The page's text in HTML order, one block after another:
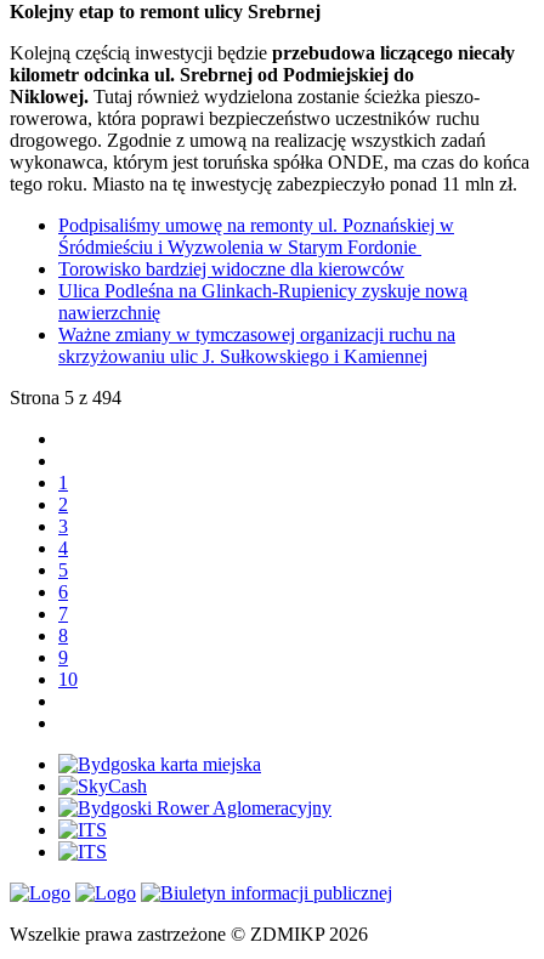
Kolejny etap to remont ulicy Srebrnej
Kolejną częścią inwestycji będzie przebudowa liczącego niecały
kilometr odcinka ul. Srebrnej od Podmiejskiej do
Niklowej. Tutaj również wydzielona zostanie ścieżka pieszo-
rowerowa, która poprawi bezpieczeństwo uczestników ruchu
drogowego. Zgodnie z umową na realizację wszystkich zadań
wykonawca, którym jest toruńska spółka ONDE, ma czas do końca
tego roku. Miasto na tę inwestycję zabezpieczyło ponad 11 mln zł.
Podpisaliśmy umowę na remonty ul. Poznańskiej w
Śródmieściu i Wyzwolenia w Starym Fordonie
Torowisko bardziej widoczne dla kierowców
Ulica Podleśna na Glinkach-Rupienicy zyskuje nową
nawierzchnię
Ważne zmiany w tymczasowej organizacji ruchu na
skrzyżowaniu ulic J. Sułkowskiego i Kamiennej
Strona 5 z 494
1
2
3
4
5
6
7
8
9
10
Wszelkie prawa zastrzeżone © ZDMIKP 2026